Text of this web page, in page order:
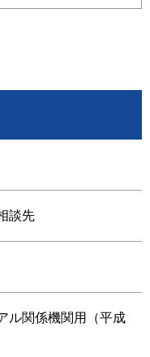
談先
ル関係機関用（平成